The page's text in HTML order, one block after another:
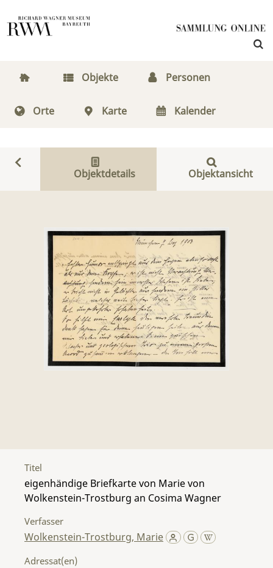
Objekte Personen
Orte Karte Kalender
Objektdetails Objektansicht
Titel
eigenhändige Briefkarte von Marie von
Wolkenstein-Trostburg an Cosima Wagner
Verfasser
Wolkenstein-Trostburg, Marie
Adressat(en)